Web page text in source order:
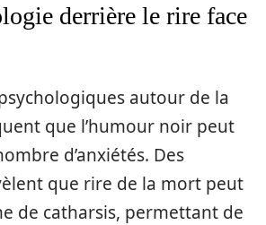
derrière le rire face
autour de la
que l’humour noir peut
d’anxiétés. Des
que rire de la mort peut
de catharsis, permettant de